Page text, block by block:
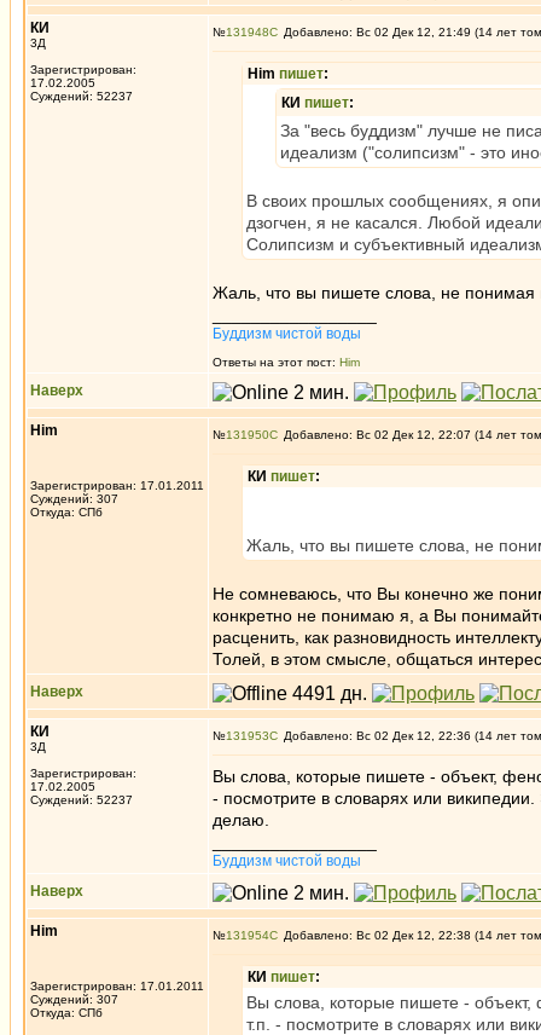
КИ
3Д
Зарегистрирован:
17.02.2005
Суждений: 52237
№131948 Добавлено: Вс 02 Дек 12, 21:49 (14 лет
Him пишет:
КИ пишет:
За "весь буддизм" лучше не
идеализм ("солипсизм" - это
В своих прошлых сообщениях, я
дзогчен, я не касался. Любой
Солипсизм и субъективный
Жаль, что вы пишете слова, не понимая
Буддизм чистой воды
Ответы на этот пост: Him
Наверх
Him
Зарегистрирован: 17.01.2011
Суждений: 307
Откуда: СПб
№131950 Добавлено: Вс 02 Дек 12, 22:07 (14 лет
КИ пишет:
Жаль, что вы пишете слова, не
Не сомневаюсь, что Вы конечно же
конкретно не понимаю я, а Вы
расценить, как разновидность
Толей, в этом смысле, общаться
Наверх
КИ
3Д
Зарегистрирован:
17.02.2005
Суждений: 52237
№131953 Добавлено: Вс 02 Дек 12, 22:36 (14 лет
Вы слова, которые пишете - объект,
- посмотрите в словарях или
делаю.
Буддизм чистой воды
Наверх
Him
Зарегистрирован: 17.01.2011
Суждений: 307
Откуда: СПб
№131954 Добавлено: Вс 02 Дек 12, 22:38 (14 лет
КИ пишет:
Вы слова, которые пишете -
т.п. - посмотрите в словарях или